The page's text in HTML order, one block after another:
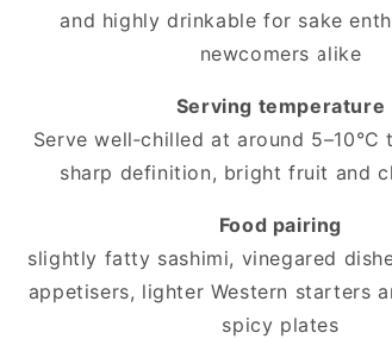
and highly drinkable for sake
newcomers alike
Serving temperature
Serve well‑chilled at around
sharp definition, bright fruit and
Food pairing
slightly fatty sashimi, vinegared
appetisers, lighter Western starters
spicy plates